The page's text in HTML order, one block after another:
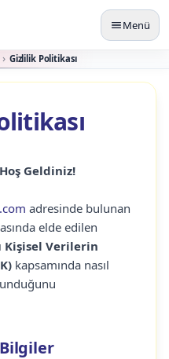
Menü
Gizlilik Politikası
Geldiniz!
adresinde bulunan
elde edilen
Kişisel Verilerin
kapsamında nasıl